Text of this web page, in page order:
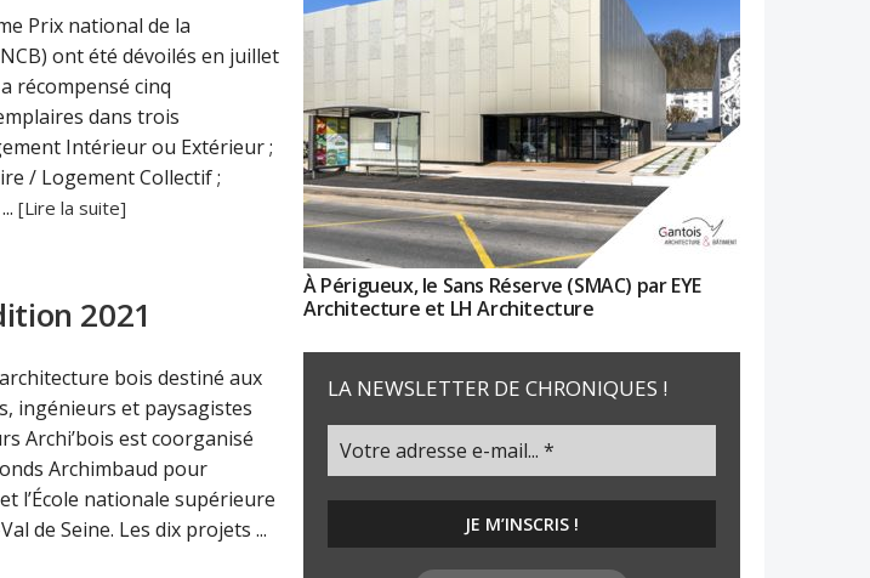
Prix national de la
ont été dévoilés en juillet
récompensé cinq
dans trois
Intérieur ou Extérieur ;
/ Logement Collectif ;
[Lire la suite]
2021
bois destiné aux
ingénieurs et paysagistes
Archi’bois est coorganisé
Archimbaud pour
l’École nationale supérieure
de Seine. Les dix projets ...
À Périgueux, le Sans Réserve (SMAC) par EYE
Architecture et LH Architecture
LA NEWSLETTER DE CHRONIQUES !